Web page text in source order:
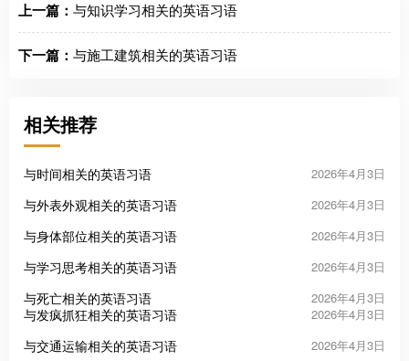
上一篇： 与知识学习相关的英语习语
下一篇： 与施工建筑相关的英语习语
相关推荐
与时间相关的英语习语 2026年4月3日
与外表外观相关的英语习语 2026年4月3日
与身体部位相关的英语习语 2026年4月3日
与学习思考相关的英语习语 2026年4月3日
与死亡相关的英语习语 2026年4月3日
与发疯抓狂相关的英语习语 2026年4月3日
与交通运输相关的英语习语 2026年4月3日